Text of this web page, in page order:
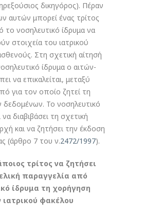
δικηγόρος). Πέραν
μπορεί ένας τρίτος
το νοσηλευτικό ίδρυμα να
στοιχεία του ιατρικού
Στη σχετική αίτησή
ίδρυμα ο αιτών-
να επικαλείται, μεταξύ
για τον οποίο ζητεί τη
Το νοσηλευτικό
διαβιβάσει τη σχετική
και να ζητήσει την έκδοση
(άρθρο 7 του ν.2472/1997).
τρίτος να ζητήσει
παραγγελία από
ίδρυμα τη χορήγηση
ιατρικού φακέλου